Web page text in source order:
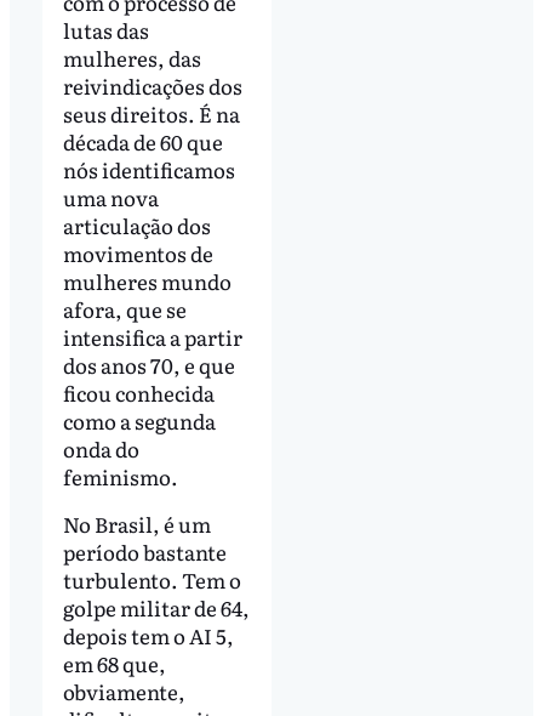
lutas das
mulheres, das
reivindicações dos
seus direitos. É na
década de 60 que
nós identificamos
uma nova
articulação dos
movimentos de
mulheres mundo
afora, que se
intensifica a partir
dos anos 70, e que
ficou conhecida
como a segunda
onda do
feminismo.
No Brasil, é um
período bastante
turbulento. Tem o
golpe militar de 64,
depois tem o AI 5,
em 68 que,
obviamente,